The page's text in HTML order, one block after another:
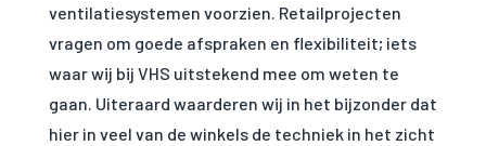
ventilatiesystemen voorzien. Retailprojecten
vragen om goede afspraken en flexibiliteit; iets
waar wij bij VHS uitstekend mee om weten te
gaan. Uiteraard waarderen wij in het bijzonder dat
hier in veel van de winkels de techniek in het zicht